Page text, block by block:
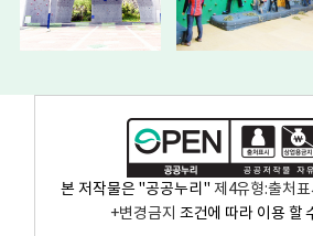
본 저작물은 "공공누리" 제4유형:출처
+변경금지 조건에 따라 이용 할